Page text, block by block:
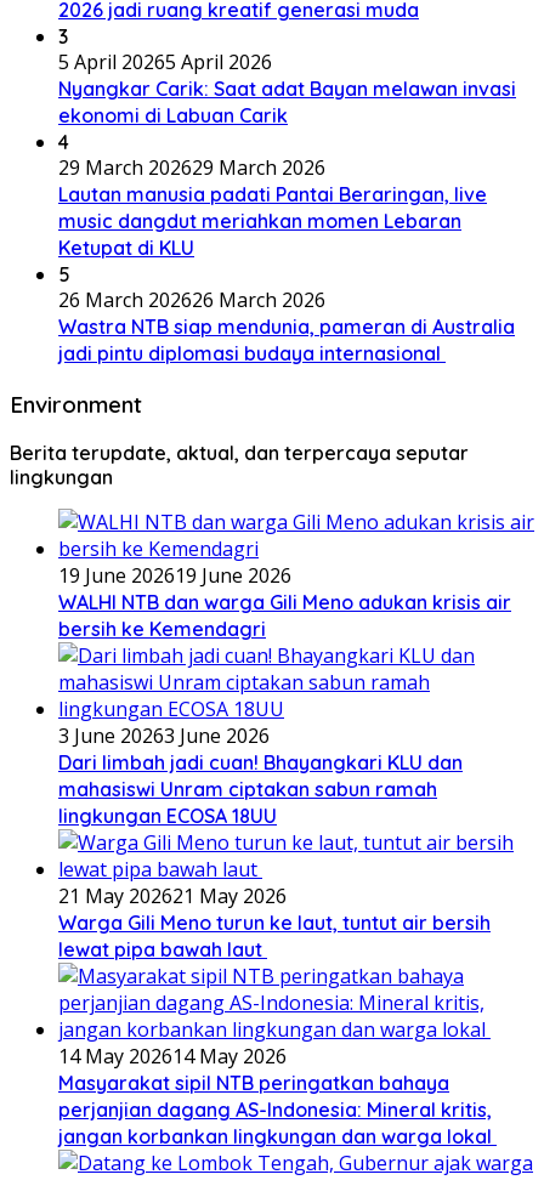
2026 jadi ruang kreatif generasi muda
3
5 April 20265 April 2026
Nyangkar Carik: Saat adat Bayan melawan invasi
ekonomi di Labuan Carik
4
29 March 202629 March 2026
Lautan manusia padati Pantai Beraringan, live
music dangdut meriahkan momen Lebaran
Ketupat di KLU
5
26 March 202626 March 2026
Wastra NTB siap mendunia, pameran di Australia
jadi pintu diplomasi budaya internasional
Environment
Berita terupdate, aktual, dan terpercaya seputar
lingkungan
19 June 202619 June 2026
WALHI NTB dan warga Gili Meno adukan krisis air
bersih ke Kemendagri
3 June 20263 June 2026
Dari limbah jadi cuan! Bhayangkari KLU dan
mahasiswi Unram ciptakan sabun ramah
lingkungan ECOSA 18UU
21 May 202621 May 2026
Warga Gili Meno turun ke laut, tuntut air bersih
lewat pipa bawah laut
14 May 202614 May 2026
Masyarakat sipil NTB peringatkan bahaya
perjanjian dagang AS-Indonesia: Mineral kritis,
jangan korbankan lingkungan dan warga lokal